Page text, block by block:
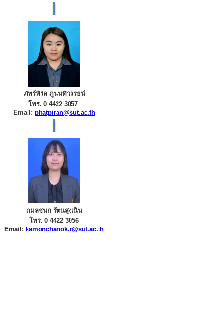
ภัทร์พิรัล ภูนนทิวรรธน์
โทร. 0 4422 3057
Email: phatpiran@sut.ac.th
กมลชนก รัตนสูงเนิน
โทร. 0 4422 3056
Email: kamonchanok.r@sut.ac.th